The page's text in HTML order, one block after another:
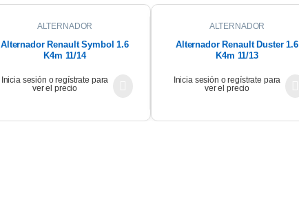
ALTERNADOR
Alternador Renault Symbol 1.6
K4m 11/14
Inicia sesión o regístrate para
ver el precio
ALTERNADOR
Alternador Renault Duster 1.6
K4m 11/13
Inicia sesión o regístrate para
ver el precio